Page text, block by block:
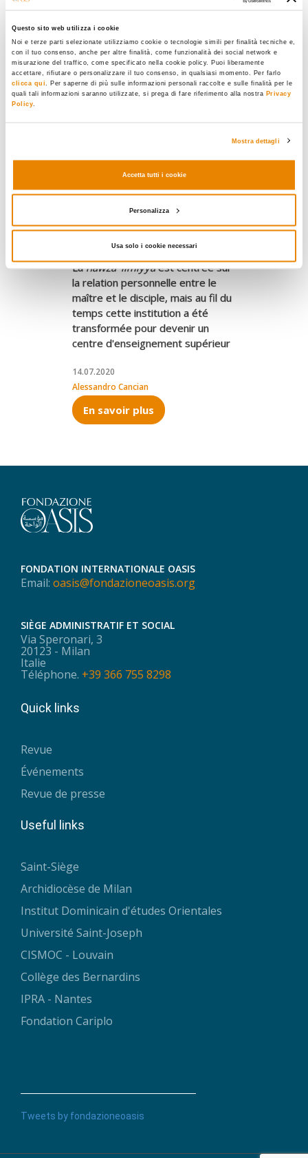
Questo sito web utilizza i cookie
Noi e terze parti selezionate utilizziamo cookie o tecnologie simili per finalità tecniche e,
con il tuo consenso, anche per altre finalità, come funzionalità dei social network e
misurazione del traffico, come specificato nella cookie policy. Puoi liberamente
accettare, rifiutare o personalizzare il tuo consenso, in qualsiasi momento. Per farlo
clicca qui
. Per saperne di più sulle informazioni personali raccolte e sulle finalità per le
quali tali informazioni saranno utilizzate, si prega di fare riferimento alla nostra Privacy
Policy
Mostra dettagli
Accetta tutti i cookie
Personalizza
Usa solo i cookie necessari
Passé et présent des
écoles religieuses chiites
Lahawza 'ilmiyyaest centrée sur
la relation personnelle entre le
maître et le disciple, mais au fil du
temps cette institution a été
transformée pour devenir un
centre d'enseignement supérieur
14.07.2020
Alessandro Cancian
En savoir plus
FONDATION INTERNATIONALE OASIS
Email: oasis@fondazioneoasis.org
SIÈGE ADMINISTRATIF ET SOCIAL
Via Speronari, 3
20123 - Milan
Italie
Téléphone. +39 366 755 8298
Quick links
Revue
Événements
Revue de presse
Useful links
Saint-Siège
Archidiocèse de Milan
Institut Dominicain d'études Orientales
Université Saint-Joseph
CISMOC - Louvain
Collège des Bernardins
IPRA - Nantes
Fondation Cariplo
Tweets by fondazioneoasis